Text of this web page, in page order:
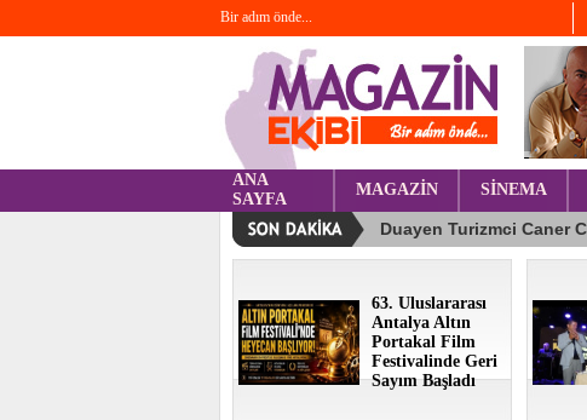
Bir adım önde...
ANA
SAYFA
MAGAZİN SİNEMA
63. Uluslararası
Antalya Altın
Portakal Film
Festivalinde Geri
Sayım Başladı